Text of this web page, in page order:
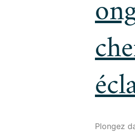
Plongez